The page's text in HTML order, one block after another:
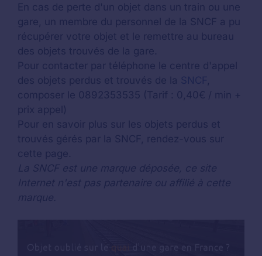
En cas de perte d'un objet dans un train ou une
gare, un membre du personnel de la SNCF a pu
récupérer votre objet et le remettre au bureau
des objets trouvés de la gare.
Pour contacter par téléphone le centre d'appel
des objets perdus et trouvés de la SNCF
composer le 0892353535 (Tarif : 0,40€ / min +
prix appel)
Pour en savoir plus sur les objets perdus et
trouvés gérés par la SNCF, rendez-vous sur
cette page.
La SNCF est une marque déposée, ce site
Internet n'est pas partenaire ou affilié à cette
marque.